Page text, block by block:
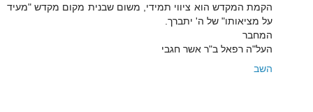
הקמת המקדש הוא ציווי תמידי, משום שבנית מקום מקדש "מעיד
על מציאותו" של ה' יתברך.
המחבר
העל"ה רפאל ב"ר אשר חגבי
השב